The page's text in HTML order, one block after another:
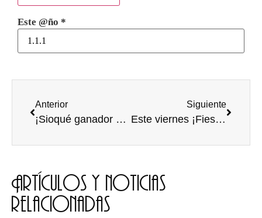
Este @ño *
Anterior
¡Sioqué ganador del UBU Live 2018!
Siguiente
Este viernes ¡Fiesta de politécnica!
Artículos y noticias
relacionadas